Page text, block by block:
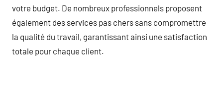
votre budget. De nombreux professionnels proposent
également des services pas chers sans compromettre
la qualité du travail, garantissant ainsi une satisfaction
totale pour chaque client.